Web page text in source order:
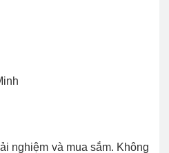
nghiệm và mua sắm. Không